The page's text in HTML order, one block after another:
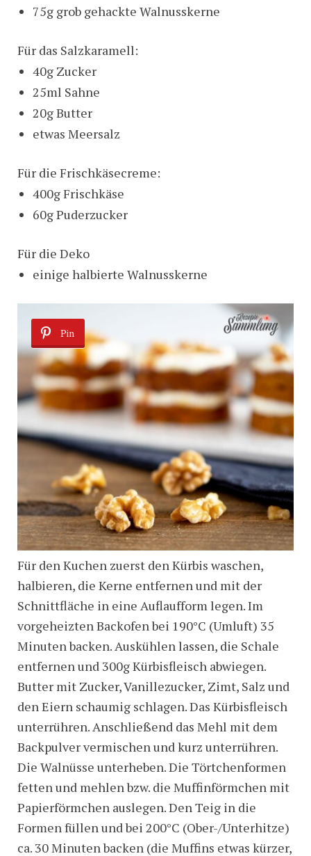
75g grob gehackte Walnusskerne
Für das Salzkaramell:
40g Zucker
25ml Sahne
20g Butter
etwas Meersalz
Für die Frischkäsecreme:
400g Frischkäse
60g Puderzucker
Für die Deko
einige halbierte Walnusskerne
Pin
Für den Kuchen zuerst den Kürbis waschen,
halbieren, die Kerne entfernen und mit der
Schnittfläche in eine Auflaufform legen. Im
vorgeheizten Backofen bei 190°C (Umluft) 35
Minuten backen. Auskühlen lassen, die Schale
entfernen und 300g Kürbisfleisch abwiegen.
Butter mit Zucker, Vanillezucker, Zimt, Salz und
den Eiern schaumig schlagen. Das Kürbisfleisch
unterrühren. Anschließend das Mehl mit dem
Backpulver vermischen und kurz unterrühren.
Die Walnüsse unterheben. Die Törtchenformen
fetten und mehlen bzw. die Muffinförmchen mit
Papierförmchen auslegen. Den Teig in die
Formen füllen und bei 200°C (Ober-/Unterhitze)
ca. 30 Minuten backen (die Muffins etwas kürzer,